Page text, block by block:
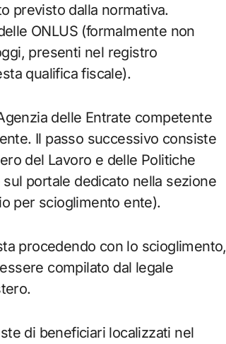
previsto dalla normativa.
ONLUS (formalmente non
presenti nel registro
qualifica fiscale).
delle Entrate competente
Il passo successivo consiste
del Lavoro e delle Politiche
portale dedicato nella sezione
per scioglimento ente).
procedendo con lo scioglimento,
compilato dal legale
di beneficiari localizzati nel